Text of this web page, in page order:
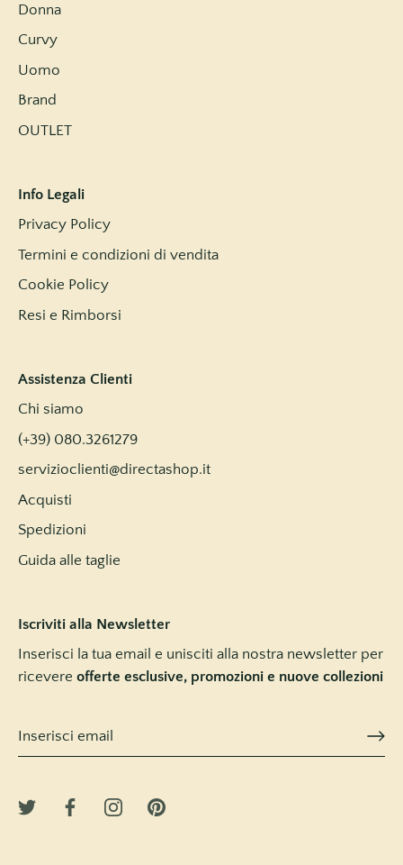
Donna
Curvy
Uomo
Brand
OUTLET
Info Legali
Privacy Policy
Termini e condizioni di vendita
Cookie Policy
Resi e Rimborsi
Assistenza Clienti
Chi siamo
(+39) 080.3261279
servizioclienti@directashop.it
Acquisti
Spedizioni
Guida alle taglie
Iscriviti alla Newsletter
Inserisci la tua email e unisciti alla nostra newsletter per
ricevere offerte esclusive, promozioni e nuove collezioni